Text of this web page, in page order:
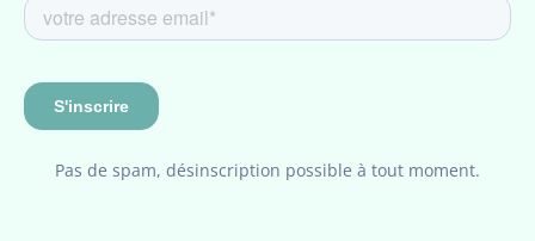
Pas de spam, désinscription possible à tout moment.